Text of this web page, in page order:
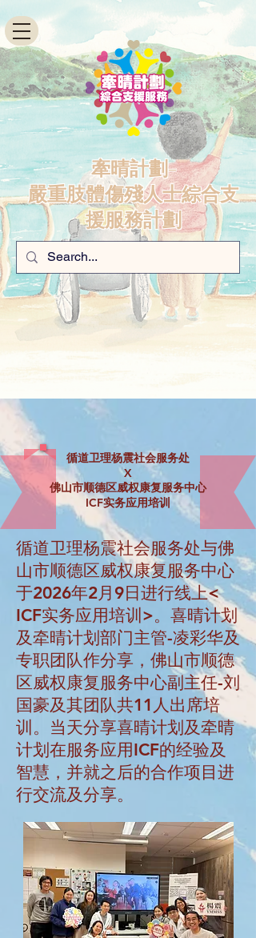
牽晴計劃-
嚴重肢體傷殘人士綜合支
援服務計劃
循道卫理杨震社会服务处
X
佛山市顺德区威权康复服务中心
ICF实务应用培训
循道卫理杨震社会服务处与佛
山市顺德区威权康复服务中心
于2026年2月9日进行线上<
ICF实务应用培训>。喜晴计划
及牵晴计划部门主管-凌彩华及
专职团队作分享，佛山市顺德
区威权康复服务中心副主任-刘
国豪及其团队共11人出席培
训。当天分享喜晴计划及牵晴
计划在服务应用ICF的经验及
智慧，并就之后的合作项目进
行交流及分享。